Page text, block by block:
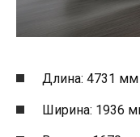
Длина: 4731 мм
Ширина: 1936